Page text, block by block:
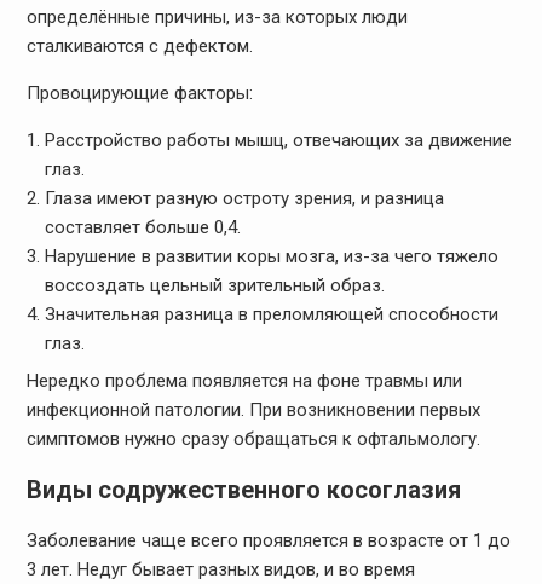
определённые причины, из-за которых люди
сталкиваются с дефектом.
Провоцирующие факторы:
Расстройство работы мышц, отвечающих за движение
глаз.
Глаза имеют разную остроту зрения, и разница
составляет больше 0,4.
Нарушение в развитии коры мозга, из-за чего тяжело
воссоздать цельный зрительный образ.
Значительная разница в преломляющей способности
глаз.
Нередко проблема появляется на фоне травмы или
инфекционной патологии. При возникновении первых
симптомов нужно сразу обращаться к офтальмологу.
Виды содружественного косоглазия
Заболевание чаще всего проявляется в возрасте от 1 до
3 лет. Недуг бывает разных видов, и во время